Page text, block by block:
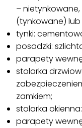
–
(tynkowane)
tynki:
posadzki:
parapety
stolarka
zamkiem;
stolarka
parapety